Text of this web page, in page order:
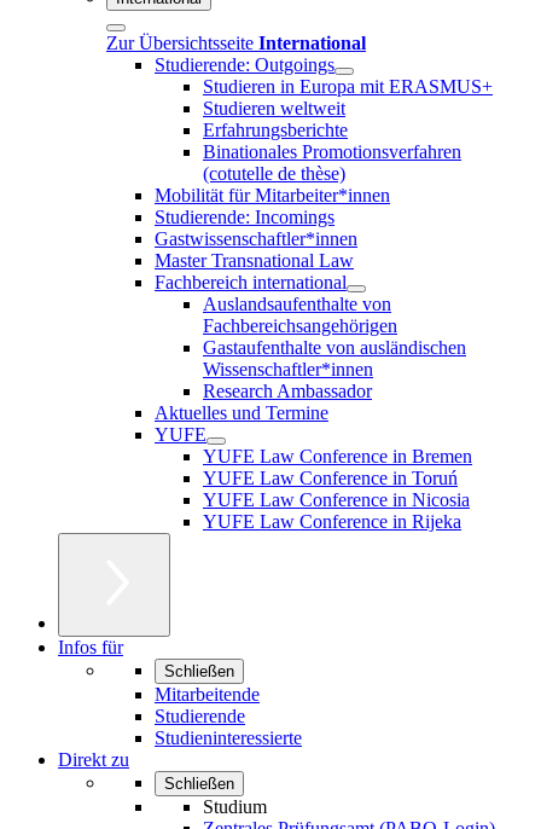
Zur Übersichtsseite International
Studierende: Outgoings
Studieren in Europa mit ERASMUS+
Studieren weltweit
Erfahrungsberichte
Binationales Promotionsverfahren
(cotutelle de thèse)
Mobilität für Mitarbeiter*innen
Studierende: Incomings
Gastwissenschaftler*innen
Master Transnational Law
Fachbereich international
Auslandsaufenthalte von
Fachbereichsangehörigen
Gastaufenthalte von ausländischen
Wissenschaftler*innen
Research Ambassador
Aktuelles und Termine
YUFE
YUFE Law Conference in Bremen
YUFE Law Conference in Toruń
YUFE Law Conference in Nicosia
YUFE Law Conference in Rijeka
Infos für
Schließen
Mitarbeitende
Studierende
Studieninteressierte
Direkt zu
Schließen
Studium